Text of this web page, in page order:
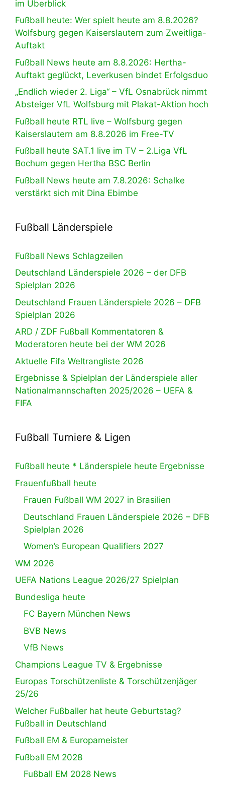
im Überblick
Fußball heute: Wer spielt heute am 8.8.2026?
Wolfsburg gegen Kaiserslautern zum Zweitliga-
Auftakt
Fußball News heute am 8.8.2026: Hertha-
Auftakt geglückt, Leverkusen bindet Erfolgsduo
„Endlich wieder 2. Liga“ – VfL Osnabrück nimmt
Absteiger VfL Wolfsburg mit Plakat-Aktion hoch
Fußball heute RTL live – Wolfsburg gegen
Kaiserslautern am 8.8.2026 im Free-TV
Fußball heute SAT.1 live im TV – 2.Liga VfL
Bochum gegen Hertha BSC Berlin
Fußball News heute am 7.8.2026: Schalke
verstärkt sich mit Dina Ebimbe
Fußball Länderspiele
Fußball News Schlagzeilen
Deutschland Länderspiele 2026 – der DFB
Spielplan 2026
Deutschland Frauen Länderspiele 2026 – DFB
Spielplan 2026
ARD / ZDF Fußball Kommentatoren &
Moderatoren heute bei der WM 2026
Aktuelle Fifa Weltrangliste 2026
Ergebnisse & Spielplan der Länderspiele aller
Nationalmannschaften 2025/2026 – UEFA &
FIFA
Fußball Turniere & Ligen
Fußball heute * Länderspiele heute Ergebnisse
Frauenfußball heute
Frauen Fußball WM 2027 in Brasilien
Deutschland Frauen Länderspiele 2026 – DFB
Spielplan 2026
Women’s European Qualifiers 2027
WM 2026
UEFA Nations League 2026/27 Spielplan
Bundesliga heute
FC Bayern München News
BVB News
VfB News
Champions League TV & Ergebnisse
Europas Torschützenliste & Torschützenjäger
25/26
Welcher Fußballer hat heute Geburtstag?
Fußball in Deutschland
Fußball EM & Europameister
Fußball EM 2028
Fußball EM 2028 News